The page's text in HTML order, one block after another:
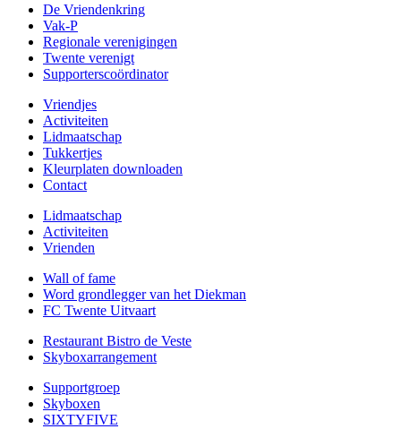
De Vriendenkring
Vak-P
Regionale verenigingen
Twente verenigt
Supporterscoördinator
Vriendjes
Activiteiten
Lidmaatschap
Tukkertjes
Kleurplaten downloaden
Contact
Lidmaatschap
Activiteiten
Vrienden
Wall of fame
Word grondlegger van het Diekman
FC Twente Uitvaart
Restaurant Bistro de Veste
Skyboxarrangement
Supportgroep
Skyboxen
SIXTYFIVE